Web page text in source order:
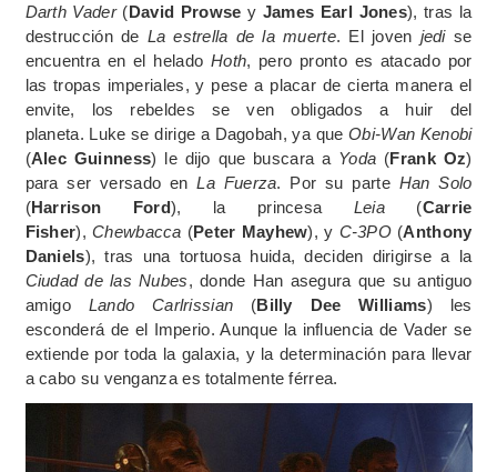
Darth Vader(David Prowse y James Earl Jones), tras la
destrucción de La estrella de la muerte. El joven jedise
encuentra en el helado Hoth, pero pronto es atacado por
las tropas imperiales, y pese a placar de cierta manera el
envite, los rebeldes se ven obligados a huir del
planeta. Luke se dirige a Dagobah, ya queObi-Wan Kenobi
(Alec Guinness) le dijo que buscara a Yoda (Frank Oz)
para ser versado enLa Fuerza. Por su parte Han Solo
(Harrison Ford), la princesa Leia(Carrie
Fisher), Chewbacca (Peter Mayhew), y C-3PO (Anthony
Daniels), tras una tortuosa huida, deciden dirigirse a la
Ciudad de las Nubes, donde Han asegura que su antiguo
amigo Lando Carlrissian (Billy Dee Williams) les
esconderá de el Imperio. Aunque la influencia de Vader se
extiende por toda la galaxia, y la determinación para llevar
a cabo su venganza es totalmente férrea.